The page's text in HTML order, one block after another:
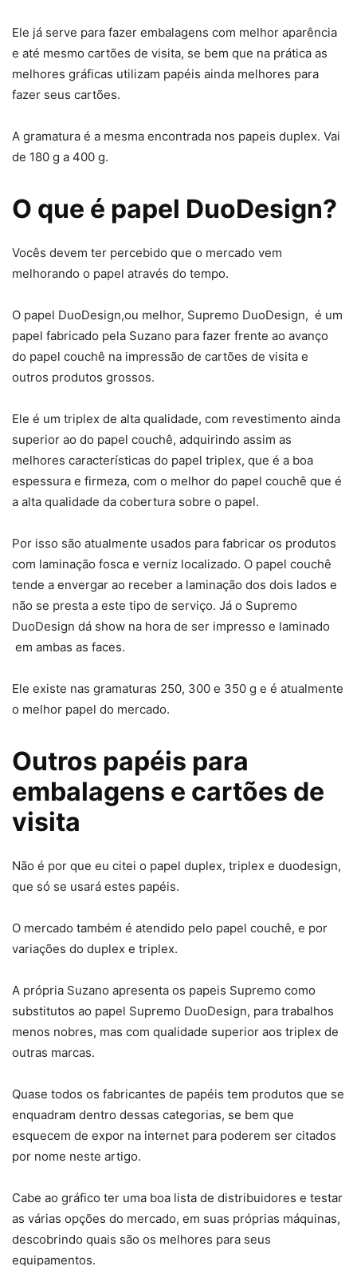
Ele já serve para fazer embalagens com melhor aparência
e até mesmo cartões de visita, se bem que na prática as
melhores gráficas utilizam papéis ainda melhores para
fazer seus cartões.
A gramatura é a mesma encontrada nos papeis duplex. Vai
de 180 g a 400 g.
O que é papel DuoDesign?
Vocês devem ter percebido que o mercado vem
melhorando o papel através do tempo.
O papel DuoDesign,ou melhor, Supremo DuoDesign, é um
papel fabricado pela Suzano para fazer frente ao avanço
do papel couchê na impressão de cartões de visita e
outros produtos grossos.
Ele é um triplex de alta qualidade, com revestimento ainda
superior ao do papel couchê, adquirindo assim as
melhores características do papel triplex, que é a boa
espessura e firmeza, com o melhor do papel couchê que é
a alta qualidade da cobertura sobre o papel.
Por isso são atualmente usados para fabricar os produtos
com laminação fosca e verniz localizado. O papel couchê
tende a envergar ao receber a laminação dos dois lados e
não se presta a este tipo de serviço. Já o Supremo
DuoDesign dá show na hora de ser impresso e laminado
em ambas as faces.
Ele existe nas gramaturas 250, 300 e 350 g e é atualmente
o melhor papel do mercado.
Outros papéis para
embalagens e cartões de
visita
Não é por que eu citei o papel duplex, triplex e duodesign,
que só se usará estes papéis.
O mercado também é atendido pelo papel couchê, e por
variações do duplex e triplex.
A própria Suzano apresenta os papeis Supremo como
substitutos ao papel Supremo DuoDesign, para trabalhos
menos nobres, mas com qualidade superior aos triplex de
outras marcas.
Quase todos os fabricantes de papéis tem produtos que se
enquadram dentro dessas categorias, se bem que
esquecem de expor na internet para poderem ser citados
por nome neste artigo.
Cabe ao gráfico ter uma boa lista de distribuidores e testar
as várias opções do mercado, em suas próprias máquinas,
descobrindo quais são os melhores para seus
equipamentos.